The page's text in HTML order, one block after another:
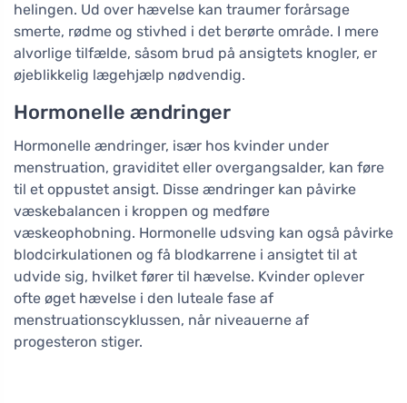
helingen. Ud over hævelse kan traumer forårsage
smerte, rødme og stivhed i det berørte område. I mere
alvorlige tilfælde, såsom brud på ansigtets knogler, er
øjeblikkelig lægehjælp nødvendig.
Hormonelle ændringer
Hormonelle ændringer, især hos kvinder under
menstruation, graviditet eller overgangsalder, kan føre
til et oppustet ansigt. Disse ændringer kan påvirke
væskebalancen i kroppen og medføre
væskeophobning. Hormonelle udsving kan også påvirke
blodcirkulationen og få blodkarrene i ansigtet til at
udvide sig, hvilket fører til hævelse. Kvinder oplever
ofte øget hævelse i den luteale fase af
menstruationscyklussen, når niveauerne af
progesteron stiger.